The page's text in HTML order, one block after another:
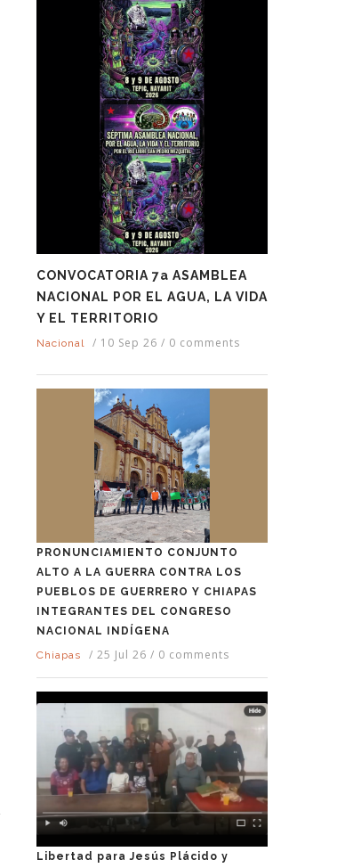
CONVOCATORIA 7a ASAMBLEA
NACIONAL POR EL AGUA, LA VIDA
Y EL TERRITORIO
Nacional / 10 Sep 26 / 0 comments
PRONUNCIAMIENTO CONJUNTO
ALTO A LA GUERRA CONTRA LOS
PUEBLOS DE GUERRERO Y CHIAPAS
INTEGRANTES DEL CONGRESO
NACIONAL INDÍGENA
Chiapas
/ 25 Jul 26 / 0 comments
Libertad para Jesús Plácido y